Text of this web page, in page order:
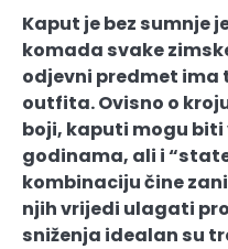
Kaput je bez sumnje
komada svake
odjevni predmet
outfita. Ovisno o
boji, kaputi mogu biti
godinama, ali i
kombinaciju čine
njih vrijedi ulagati
sniženja idealan su